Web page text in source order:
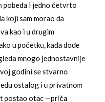
pobeda i jedno četvrto
koji sam morao da
kao i u drugim
u početku, kada dođe
mnogo jednostavnije
godini se stvarno
ostalog i u privatnom
postao otac —priča